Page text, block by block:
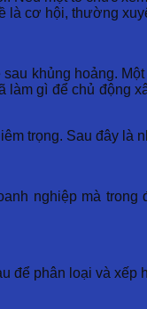
là cơ hội, thường
sau khủng hoảng.
gì để chủ động
trọng. Sau đây là
nghiệp mà
phân loại và